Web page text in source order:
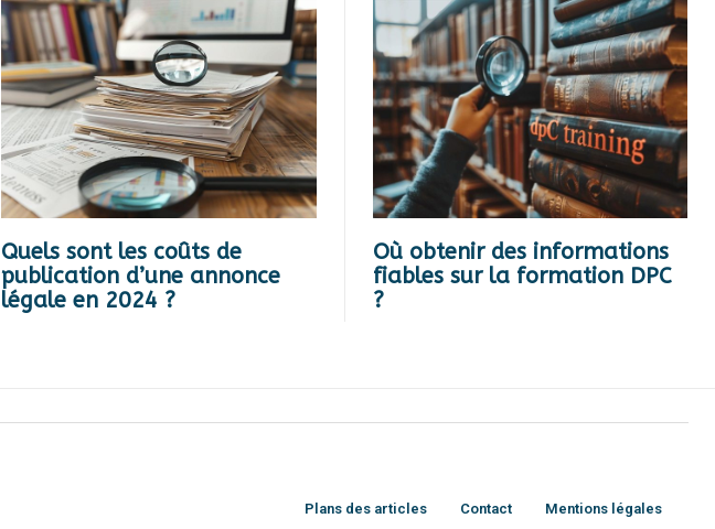
Quels sont les coûts de
publication d’une annonce
légale en 2024 ?
Où obtenir des informations
fiables sur la formation DPC
?
Plans des articles Contact Mentions légales